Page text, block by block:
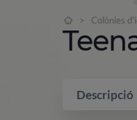
> Colònies
Descripció